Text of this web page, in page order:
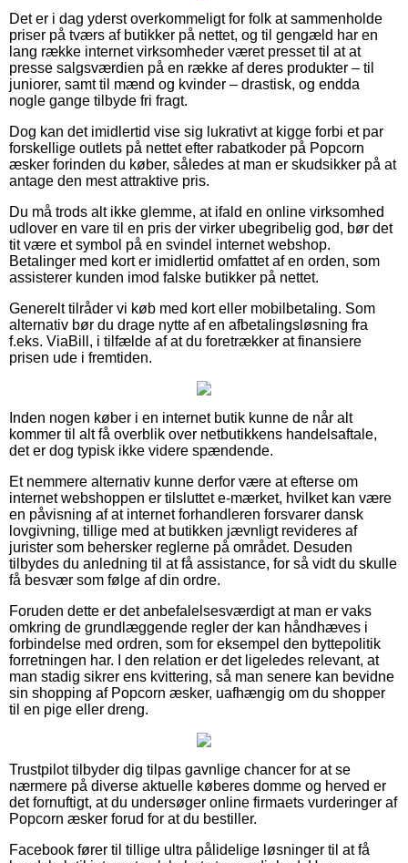
Det er i dag yderst overkommeligt for folk at sammenholde
priser på tværs af butikker på nettet, og til gengæld har en
lang række internet virksomheder været presset til at at
presse salgsværdien på en række af deres produkter – til
juniorer, samt til mænd og kvinder – drastisk, og endda
nogle gange tilbyde fri fragt.
Dog kan det imidlertid vise sig lukrativt at kigge forbi et par
forskellige outlets på nettet efter rabatkoder på Popcorn
æsker forinden du køber, således at man er skudsikker på at
antage den mest attraktive pris.
Du må trods alt ikke glemme, at ifald en online virksomhed
udlover en vare til en pris der virker ubegribelig god, bør det
tit være et symbol på en svindel internet webshop.
Betalinger med kort er imidlertid omfattet af en orden, som
assisterer kunden imod falske butikker på nettet.
Generelt tilråder vi køb med kort eller mobilbetaling. Som
alternativ bør du drage nytte af en afbetalingsløsning fra
f.eks. ViaBill, i tilfælde af at du foretrækker at finansiere
prisen ude i fremtiden.
Inden nogen køber i en internet butik kunne de når alt
kommer til alt få overblik over netbutikkens handelsaftale,
det er dog typisk ikke videre spændende.
Et nemmere alternativ kunne derfor være at efterse om
internet webshoppen er tilsluttet e-mærket, hvilket kan være
en påvisning af at internet forhandleren forsvarer dansk
lovgivning, tillige med at butikken jævnligt revideres af
jurister som behersker reglerne på området. Desuden
tilbydes du anledning til at få assistance, for så vidt du skulle
få besvær som følge af din ordre.
Foruden dette er det anbefalelsesværdigt at man er vaks
omkring de grundlæggende regler der kan håndhæves i
forbindelse med ordren, som for eksempel den byttepolitik
forretningen har. I den relation er det ligeledes relevant, at
man stadig sikrer ens kvittering, så man senere kan bevidne
sin shopping af Popcorn æsker, uafhængig om du shopper
til en pige eller dreng.
Trustpilot tilbyder dig tilpas gavnlige chancer for at se
nærmere på diverse aktuelle køberes domme og herved er
det fornuftigt, at du undersøger online firmaets vurderinger af
Popcorn æsker forud for at du bestiller.
Facebook fører til tillige ultra pålidelige løsninger til at få